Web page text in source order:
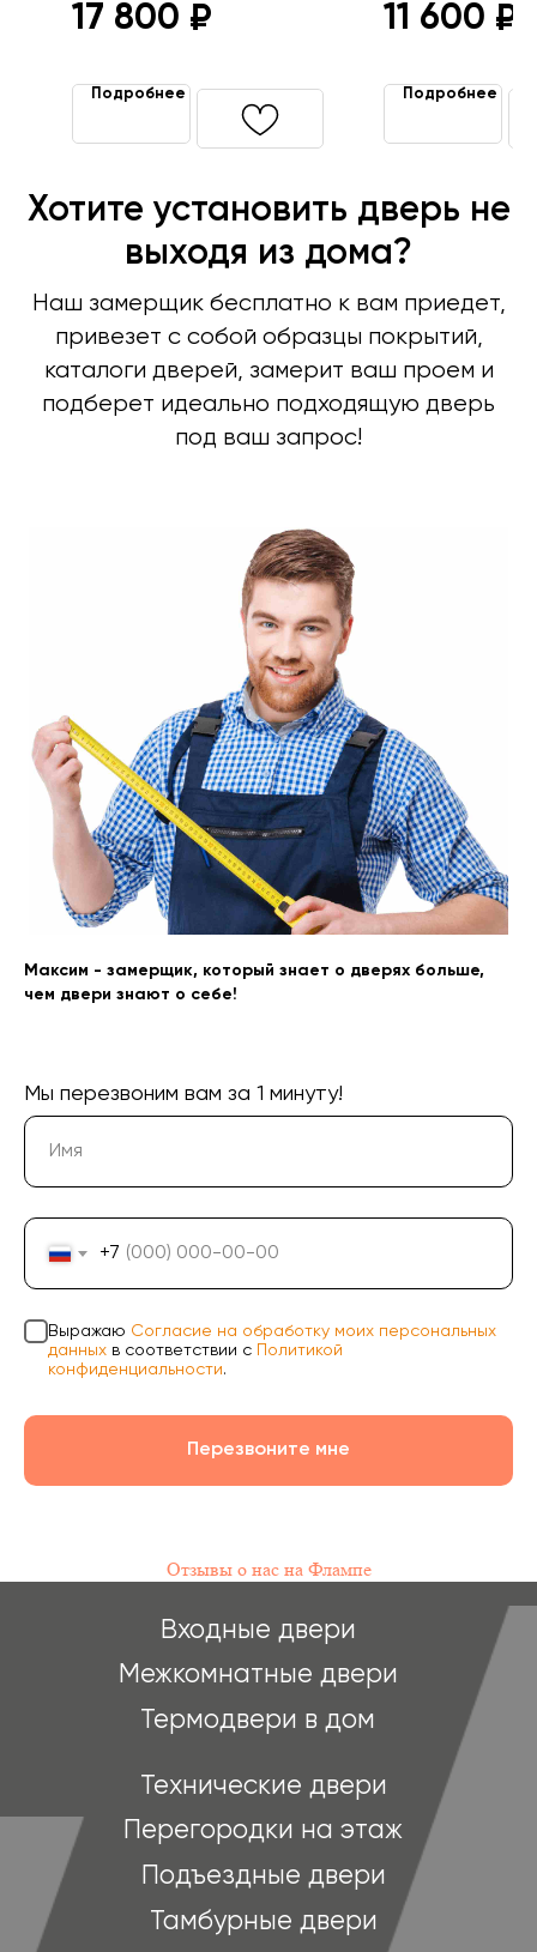
17 800 ₽
Подробнее
11 600 ₽
Подробнее
Хотите установить дверь не
выходя из дома?
Наш замерщик бесплатно к вам приедет,
привезет с собой образцы покрытий,
каталоги дверей, замерит ваш проем и
подберет идеально подходящую дверь
под ваш запрос!
Максим - замерщик, который знает о дверях больше,
чем двери знают о себе!
Мы перезвоним вам за 1 минуту!
+7
Выражаю Согласие на обработку моих персональных
данных в соответствии с Политикой
конфиденциальности.
Перезвоните мне
Отзывы о нас на Флампе
Юридическая информация: ИП Хвостов Алексей
311246801200021, ОКПО 0176154523
Политика конфиденциальности
Согласие на обработку персональных данных
+7 (913) 031 41 21
info@prom124.ru
г. Красноярск
Наши работы
Тамбурные двери
Подъездные двери
Перегородки на этаж
Информация на сайте не является публичной
офертой, носит исключительно информационный
компании. Изображения товаров на фотографиях,
представленных в каталоге на сайте, могут
отличаться от оригиналов. Использование
Термодвери в дом
Входные двери